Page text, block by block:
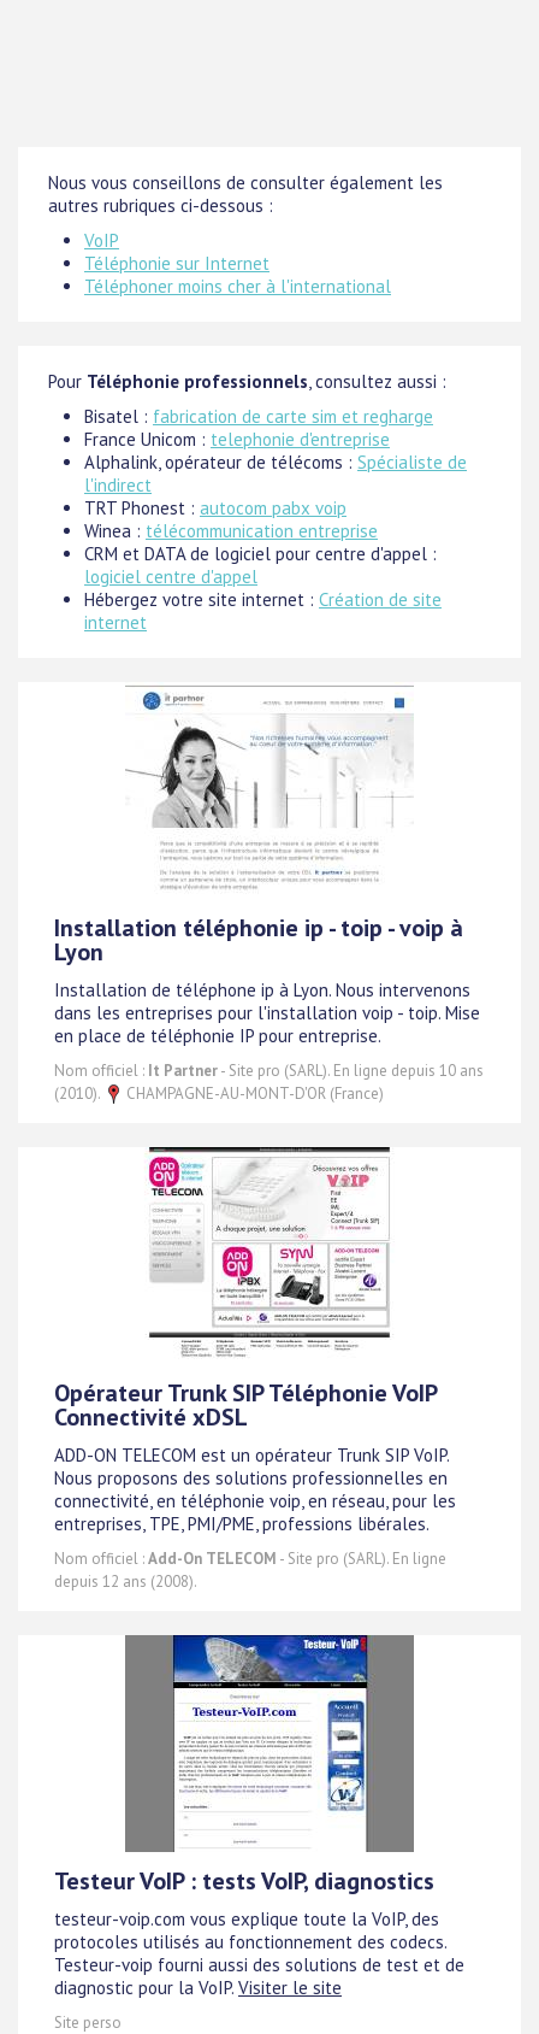
Nous vous conseillons de consulter également les
autres rubriques ci-dessous :
VoIP
Téléphonie sur Internet
Téléphoner moins cher à l'international
Pour Téléphonie professionnels , consultez aussi :
Bisatel : fabrication de carte sim et regharge
France Unicom : telephonie d'entreprise
Alphalink, opérateur de télécoms : Spécialiste de
l'indirect
TRT Phonest : autocom pabx voip
Winea : télécommunication entreprise
CRM et DATA de logiciel pour centre d'appel :
logiciel centre d'appel
Hébergez votre site internet : Création de site
internet
Installation téléphonie ip - toip - voip à
Lyon
Installation de téléphone ip à Lyon. Nous intervenons
dans les entreprises pour l'installation voip - toip. Mise
en place de téléphonie IP pour entreprise.
Nom officiel : It Partner- Site pro (SARL). En ligne depuis 10 ans
(2010).
CHAMPAGNE-AU-MONT-D'OR (France)
Opérateur Trunk SIP Téléphonie VoIP
Connectivité xDSL
ADD-ON TELECOM est un opérateur Trunk SIP VoIP.
Nous proposons des solutions professionnelles en
connectivité, en téléphonie voip, en réseau, pour les
entreprises, TPE, PMI/PME, professions libérales.
Nom officiel :Add-On TELECOM - Site pro (SARL). En ligne
depuis 12 ans (2008).
Testeur VoIP : tests VoIP, diagnostics
testeur-voip.com vous explique toute la VoIP, des
protocoles utilisés au fonctionnement des codecs.
Testeur-voip fourni aussi des solutions de test et de
diagnostic pour la VoIP. Visiter le site
Site perso